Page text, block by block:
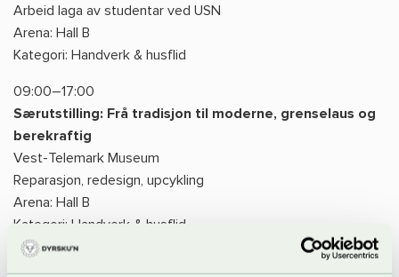
Arbeid laga av studentar ved USN
Arena: Hall B
Kategori: Handverk & husflid
09:00–17:00
Særutstilling: Frå tradisjon til moderne, grenselaus og
berekraftig
Vest-Telemark Museum
Reparasjon, redesign, upcykling
Arena: Hall B
Kategori: Handverk & husflid
09:00–17:00